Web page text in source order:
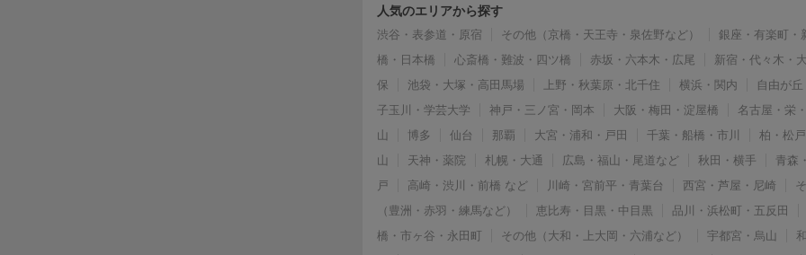
人気のエリアから探す
渋谷・表参道・原宿 その他（京橋・天王寺・泉佐野など）
銀座・有楽町・
橋・日本橋
心斎橋・難波・四ツ橋 赤坂・六本木・広尾
新宿・代々木・
保
池袋・大塚・高田馬場 上野・秋葉原・北千住 横浜・関内
自由が
子玉川・学芸大学
神戸・三ノ宮・岡本 大阪・梅田・淀屋橋
名古屋・栄
山
博多 仙台 那覇 大宮・浦和・戸田 千葉・船橋・市川
柏・松
山
天神・薬院 札幌・大通 広島・福山・尾道など 秋田・横手
青森
戸
高崎・渋川・前橋 など 川崎・宮前平・青葉台 西宮・芦屋・尼崎
（豊洲・赤羽・練馬など）
恵比寿・目黒・中目黒
品川・浜松町・五反田
橋・市ヶ谷・永田町
その他（大和・上大岡・六浦など） 宇都宮・烏山